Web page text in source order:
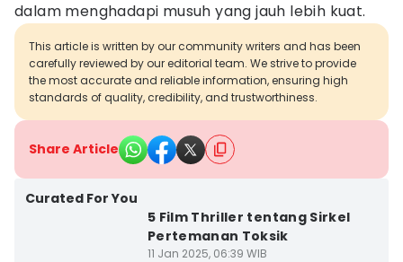
dalam menghadapi musuh yang jauh lebih kuat.
This article is written by our community writers and has been
carefully reviewed by our editorial team. We strive to provide
the most accurate and reliable information, ensuring high
standards of quality, credibility, and trustworthiness.
Share Article
Curated For You
5 Film Thriller tentang Sirkel
Pertemanan Toksik
11 Jan 2025, 06:39 WIB